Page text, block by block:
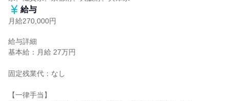
給与
月給270,000円
給与詳細
基本給：月給 27万円
固定残業代：なし
【一律手当】